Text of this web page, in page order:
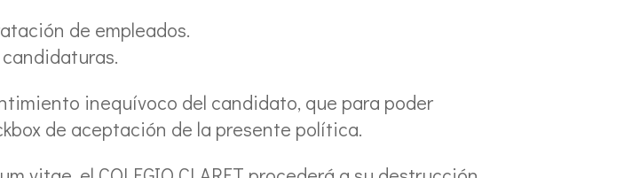
de empleados.
inequívoco del candidato, que para poder
de aceptación de la presente política.